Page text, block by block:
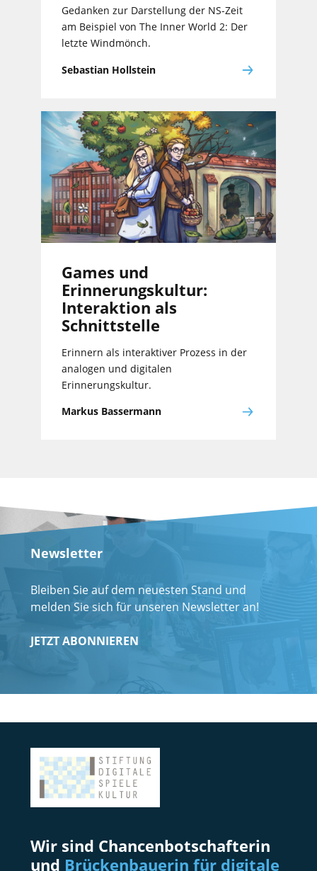
Gedanken zur Darstellung der NS-Zeit
am Beispiel von The Inner World 2: Der
letzte Windmönch.
Sebastian Hollstein
Games und
Erinnerungskultur:
Interaktion als
Schnittstelle
Erinnern als interaktiver Prozess in der
analogen und digitalen
Erinnerungskultur.
Markus Bassermann
Newsletter
Bleiben Sie auf dem neuesten Stand und
melden Sie sich für unseren Newsletter an!
JETZT ABONNIEREN
Wir sind Chancenbotschafterin
und Brückenbauerin für digitale